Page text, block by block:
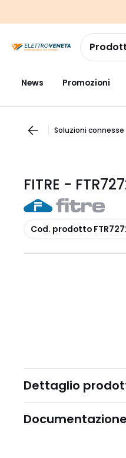
navigazionealla
pagina
News Promozioni
Soluzioni
FITRE -
copia
Cod. prodotto
Dettaglio
Documentazione